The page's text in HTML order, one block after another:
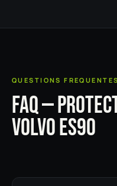
QUESTIONS FREQUENTES
FAQ —
VOLVO ES90